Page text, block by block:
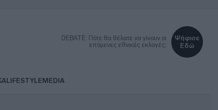
DEBATE: Πότε θα θέλατε να γίνουν οι
επόμενες εθνικές εκλογές;
Ψήφισε
Εδώ
LIFESTYLEMEDIA